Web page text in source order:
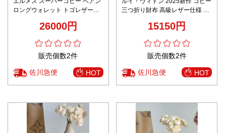
ロングウォレット トゴレザー仕
26000円
販売個数2件
佐川急便 HOT
三つ折り財布 高級レザー仕様 コ
15150円
販売個数2件
佐川急便 HOT